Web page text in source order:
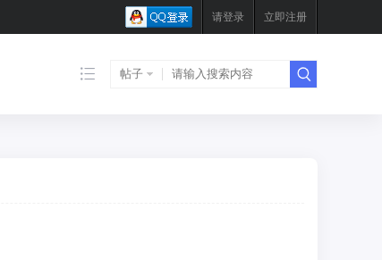
请登录 立即注册
帖子